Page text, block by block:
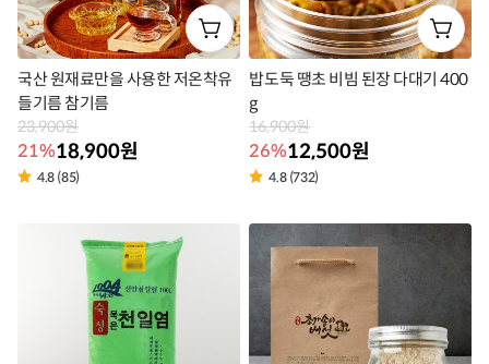
국산 원재료만을 사용한 저온착유
들기름 참기름
23,900원
21%18,900원
4.8 (85)
밥도둑 땡초 비빔 된장 다대기 400
g
16,900원
26%12,500원
4.8 (732)
품
라
벨